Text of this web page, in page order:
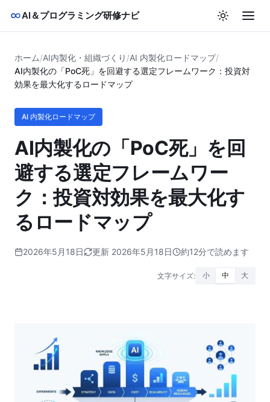
AI＆プログラミング研修ナビ
ホーム/AI内製化・組織づくり /AI 内製化ロードマップ/
AI内製化の「PoC死」を回避する選定フレームワーク：投資対
効果を最大化するロードマップ
AI 内製化ロードマップ
AI内製化の「PoC死」を回
避する選定フレームワー
ク：投資対効果を最大化す
るロードマップ
2026年5月18日 更新 2026年5月18日 約12分で読めます
文字サイズ: 小 中 大